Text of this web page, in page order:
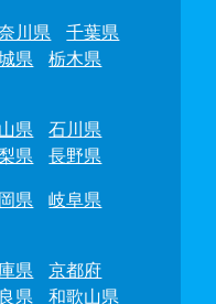
川県
千葉県
県
栃木県
県
石川県
県
長野県
県
岐阜県
県
京都府
県 和歌山県